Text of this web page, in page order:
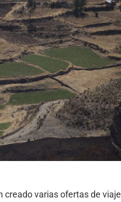
creado varias ofertas de viaje